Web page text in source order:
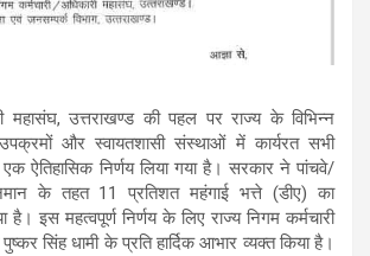
महासंघ, उत्तराखण्ड की पहल पर राज्य के विभिन्न
उपक्रमों और स्वायतशासी संस्थाओं में कार्यरत सभी
एक ऐतिहासिक निर्णय लिया गया है। सरकार ने पांचवे/
के तहत 11 प्रतिशत महंगाई भत्ते (डीए) का
है। इस महत्वपूर्ण निर्णय के लिए राज्य निगम कर्मचारी
सिंह धामी के प्रति हार्दिक आभार व्यक्त किया है।